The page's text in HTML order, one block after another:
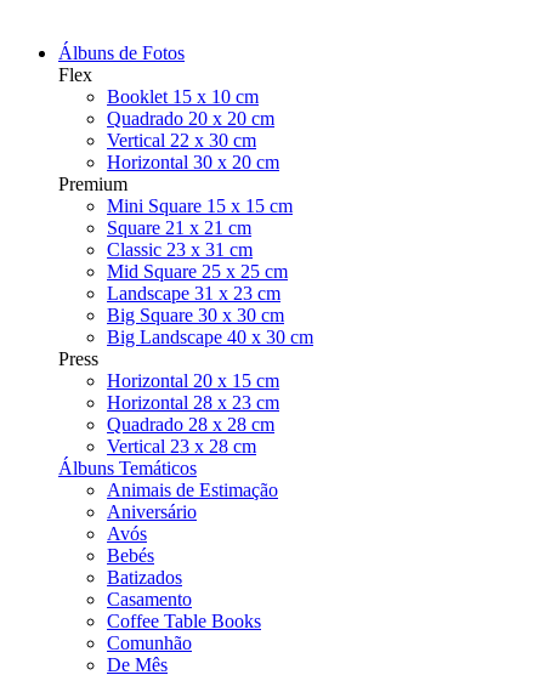
Álbuns de Fotos
Flex
Booklet 15 x 10 cm
Quadrado 20 x 20 cm
Vertical 22 x 30 cm
Horizontal 30 x 20 cm
Premium
Mini Square 15 x 15 cm
Square 21 x 21 cm
Classic 23 x 31 cm
Mid Square 25 x 25 cm
Landscape 31 x 23 cm
Big Square 30 x 30 cm
Big Landscape 40 x 30 cm
Press
Horizontal 20 x 15 cm
Horizontal 28 x 23 cm
Quadrado 28 x 28 cm
Vertical 23 x 28 cm
Álbuns Temáticos
Animais de Estimação
Aniversário
Avós
Bebés
Batizados
Casamento
Coffee Table Books
Comunhão
De Mês